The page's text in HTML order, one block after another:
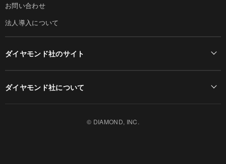
お問い合わせ
法人導入について
ダイヤモンド社のサイト
ダイヤモンド社について
© DIAMOND, INC.